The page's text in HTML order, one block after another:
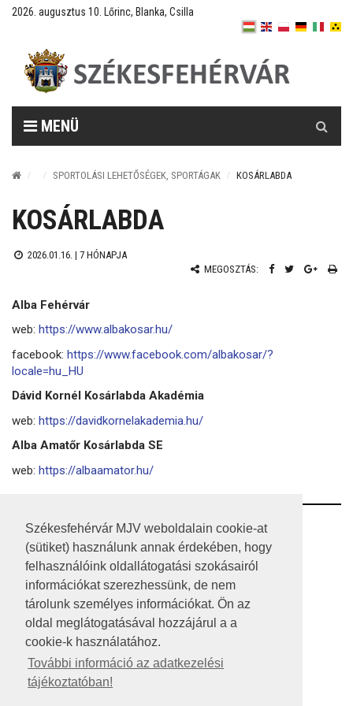
Székesfehérvár MJV weboldalain cookie-at
(sütiket) használunk annak érdekében, hogy
felhasználóink oldallátogatási szokásairól
információkat szerezhessünk, de nem
tárolunk személyes információkat. Ön az
oldal meglátogatásával hozzájárul a a
cookie-k használatához.
További információ az adatkezelési
tájékoztatóban!
2026. augusztus 10. Lőrinc, Blanka, Csilla
MENÜ
SPORTOLÁSI LEHETŐSÉGEK, SPORTÁGAK KOSÁRLABDA
KOSÁRLABDA
2026.01.16. | 7 HÓNAPJA
MEGOSZTÁS:
Alba Fehérvár
web: https://www.albakosar.hu/
facebook: https://www.facebook.com/albakosar/?
locale=hu_HU
Dávid Kornél Kosárlabda Akadémia
web: https://davidkornelakademia.hu/
Alba Amatőr Kosárlabda SE
web: https://albaamator.hu/
RSS
A HONLAP 2017.03.31-I ÁLLAPOTA
JOGI NYILATKOZAT
IMPRESSZUM
KÖZÉRDEKŰ ADATOK